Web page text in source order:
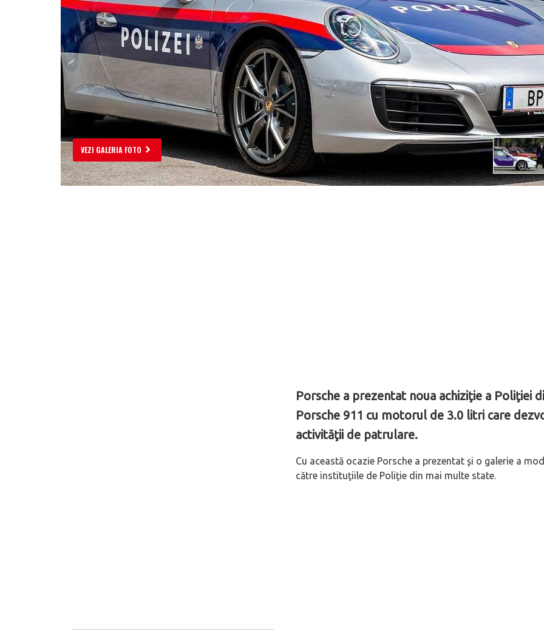
VEZI GALERIA FOTO
Porsche a prezentat noua achiziţie a Poliţiei
Porsche 911 cu motorul de 3.0 litri care
activităţii de patrulare.
Cu această ocazie Porsche a prezentat şi o galerie a
către instituţiile de Poliţie din mai multe state.